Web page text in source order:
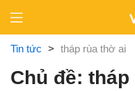
content
Tin tức > tháp rùa thờ ai
Chủ đề: